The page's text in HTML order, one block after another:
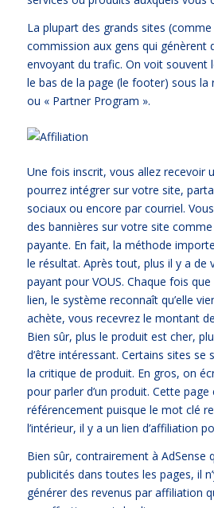
La plupart des grands sites
commission aux gens qui génèrent
envoyant du trafic. On voit souvent
le bas de la page (le footer) sous la
ou « Partner Program ».
Une fois inscrit, vous allez recevoir
pourrez intégrer sur votre site,
sociaux ou encore par courriel.
des bannières sur votre site comme
payante. En fait, la méthode
le résultat. Après tout, plus il y a de
payant pour VOUS. Chaque fois que
lien, le système reconnaît qu’elle
achète, vous recevrez le montant
Bien sûr, plus le produit est cher,
d’être intéressant. Certains sites se
la critique de produit. En gros, on
pour parler d’un produit. Cette
référencement puisque le mot clé
l’intérieur, il y a un lien d’affiliation
Bien sûr, contrairement à AdSense
publicités dans toutes les pages, il
générer des revenus par affiliation